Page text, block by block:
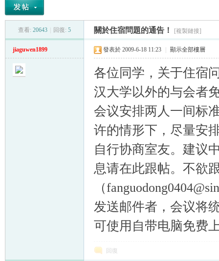
› › ›
查看: 20643 回復: 5 關於住宿問題的通告！ [複製鏈接]
jiaguwen1899 發表於 2009-6-18 11:23 顯示全部樓層
各位同学，关于住宿
汉大学以外的与会者
会议安排两人一间标
许的情形下，尽量安
自行协商室友。建议
息请在此跟帖。不欲
（
发送邮件者，会议将
可使用自带电脑免费
回復